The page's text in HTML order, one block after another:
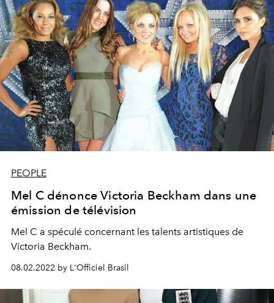
PEOPLE
Mel C dénonce Victoria Beckham dans une
émission de télévision
Mel C a spéculé concernant les talents artistiques de
Victoria Beckham.
08.02.2022 by L'Officiel Brasil